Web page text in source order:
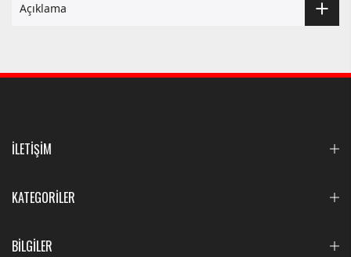
Açıklama
İLETİŞİM
KATEGORİLER
BİLGİLER